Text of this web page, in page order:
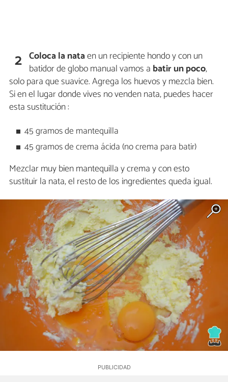
2 Coloca la nataen un recipiente hondo y con un
batidor de globo manual vamos a batirun poco,
solo para que suavice. Agrega los huevos y mezcla bien.
Si en el lugar donde vives no venden nata, puedes hacer
esta sustitución :
45 gramos de mantequilla
45 gramos de crema ácida (no crema para batir)
Mezclar muy bien mantequilla y crema y con esto
sustituir la nata, el resto de los ingredientes queda igual.